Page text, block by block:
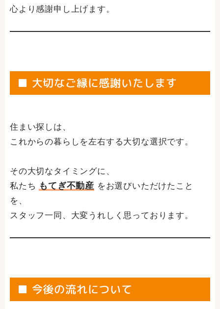
心より感謝申し上げます。
■ 大切なご縁に感謝いたします
住まい探しは、
これからの暮らしを左右する大切な選択です。
その大切なタイミングに、
私たち もてぎ不動産 をお選びいただけたこと
を、
スタッフ一同、大変うれしく思っております。
■ 今後の流れについて